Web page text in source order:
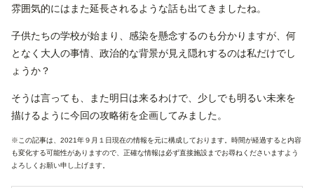
雰囲気的にはまた延長されるような話も出てきましたね。
子供たちの学校が始まり、感染を懸念するのも分かりますが、何
となく大人の事情、政治的な背景が見え隠れするのは私だけでし
ょうか？
そうは言っても、また明日は来るわけで、少しでも明るい未来を
描けるように今回の攻略術を企画してみました。
※この記事は、2021年９月１日現在の情報を元に構成しております。時間が経過すると内容
も変化する可能性がありますので、正確な情報は必ず直接施設までお尋ねくださいますよう
よろしくお願い申し上げます。